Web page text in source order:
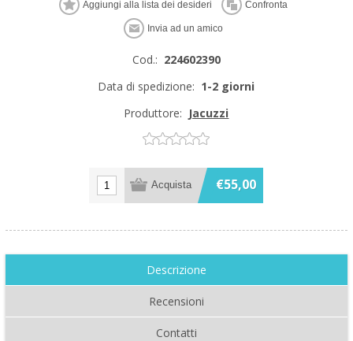
Cod.: 224602390
Data di spedizione: 1-2 giorni
Produttore: Jacuzzi
€55,00
Descrizione
Recensioni
Contatti